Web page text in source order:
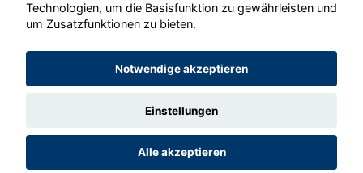
© konjunkturmotor.de GmbH 2020 - 2026
Technologien, um die Basisfunktion zu gewährleisten und
um Zusatzfunktionen zu bieten.
Notwendige akzeptieren
Einstellungen
Alle akzeptieren